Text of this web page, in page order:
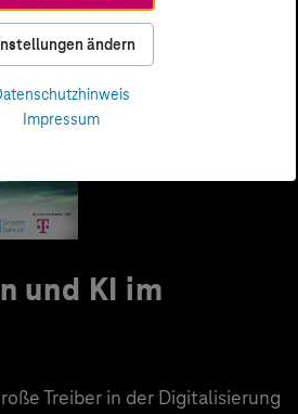
ändern
Impressum
und KI im
Treiber in der Digitalisierung